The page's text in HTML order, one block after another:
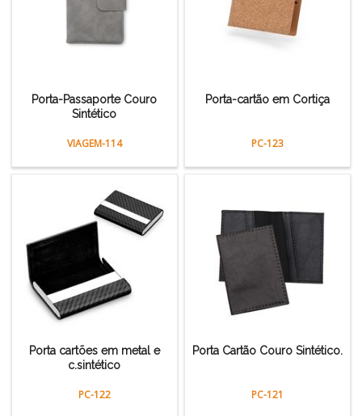
Porta-Passaporte Couro
Sintético
VIAGEM-114
Porta-cartão em Cortiça
PC-123
Porta cartões em metal e
c.sintético
PC-122
Porta Cartão Couro Sintético.
PC-121